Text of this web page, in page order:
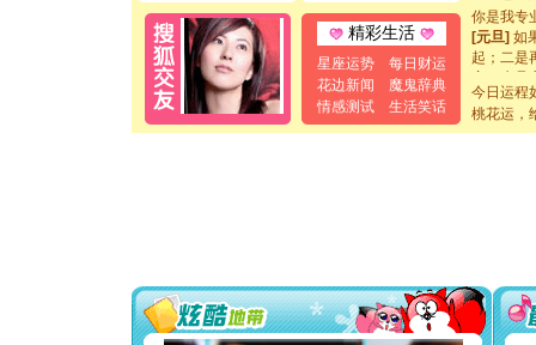
精彩生活
星座运势
每日财运
花边新闻
魔鬼辞典
情感测试
生活笑话
你是我专
[元旦]如
起；二是
离。水晶
[元旦]当
泣，这痛
卖了。水
你太多，
要平安
[圣诞节]
今日运程
桃花运，